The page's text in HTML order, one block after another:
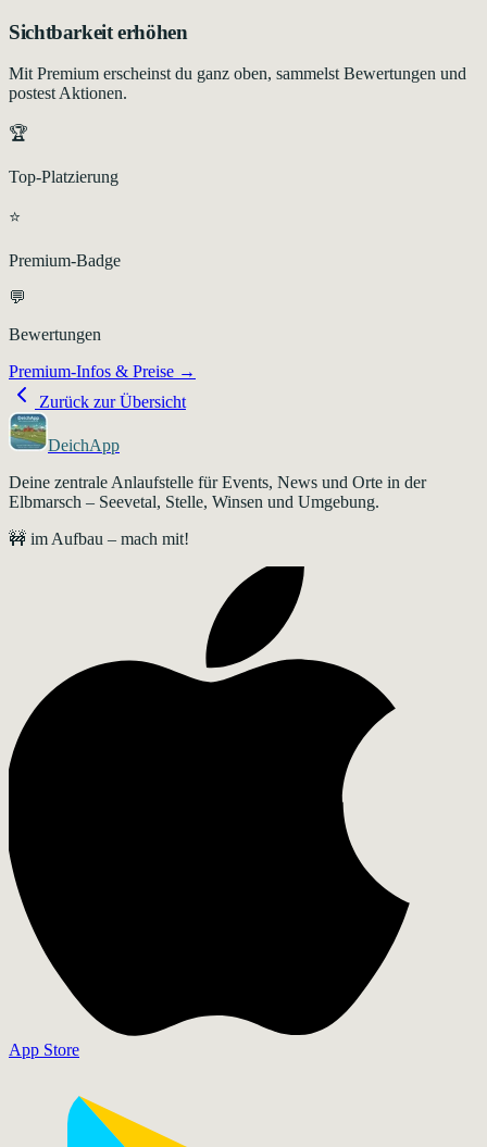
Sichtbarkeit erhöhen
Mit Premium erscheinst du ganz oben, sammelst Bewertungen und
postest Aktionen.
🏆
Top-Platzierung
⭐
Premium-Badge
💬
Bewertungen
Premium-Infos & Preise →
Zurück zur Übersicht
DeichApp
Deine zentrale Anlaufstelle für Events, News und Orte in der
Elbmarsch – Seevetal, Stelle, Winsen und Umgebung.
🚧 im Aufbau – mach mit!
App Store